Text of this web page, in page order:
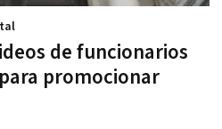
de funcionarios
promocionar